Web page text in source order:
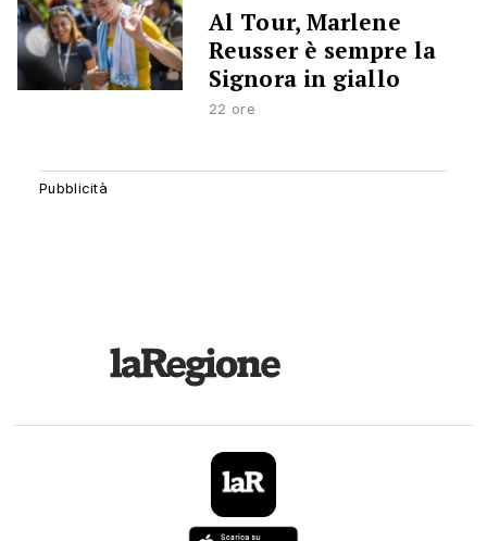
Al Tour, Marlene
Reusser è sempre la
Signora in giallo
22 ore